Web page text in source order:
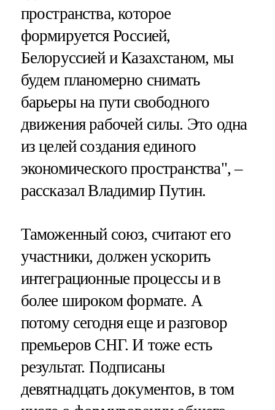
пространства, которое
формируется Россией,
Белоруссией и Казахстаном, мы
будем планомерно снимать
барьеры на пути свободного
движения рабочей силы. Это одна
из целей создания единого
экономического пространства", –
рассказал Владимир Путин.
Таможенный союз, считают его
участники, должен ускорить
интеграционные процессы и в
более широком формате. А
потому сегодня еще и разговор
премьеров СНГ. И тоже есть
результат. Подписаны
девятнадцать документов, в том